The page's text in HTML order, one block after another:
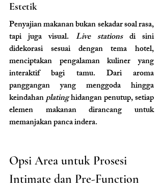
Estetik
Penyajian makanan bukan sekadar soal rasa,
tapi juga visual. Live stations di sini
didekorasi sesuai dengan tema hotel,
menciptakan pengalaman kuliner yang
interaktif bagi tamu. Dari aroma
panggangan yang menggoda hingga
keindahan plating hidangan penutup, setiap
elemen makanan dirancang untuk
memanjakan panca indera.
Opsi Area untuk Prosesi
Intimate dan Pre-Function